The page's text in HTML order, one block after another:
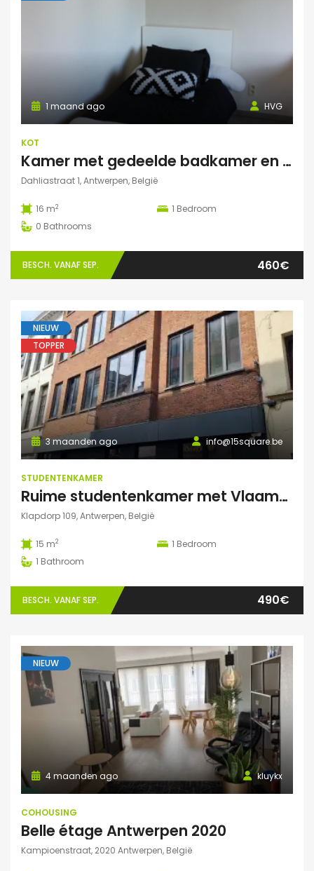
HVG
1 maand ago
KOT
Kamer met gedeelde badkamer en keuken
Dahliastraat 1, Antwerpen, België
16 m2 1 Bedroom
0 Bathrooms
BESCH. VANAF SEP. 460€
NIEUW
TOPPER
info@15square.be
3 maanden ago
STUDENTENKAMER
Ruime studentenkamer met Vlaams kotlabel, voorzien van eigen douche en lavabo, in kleinschalige residentie
Klapdorp 109, Antwerpen, België
15 m2 1 Bedroom
1 Bathroom
BESCH. VANAF SEP. 490€
NIEUW
kluykx
4 maanden ago
COHOUSING
Belle étage Antwerpen 2020
Kampioenstraat, 2020 Antwerpen, België